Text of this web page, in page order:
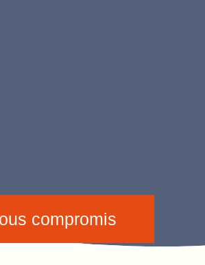
compromis